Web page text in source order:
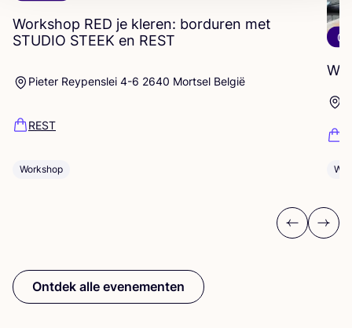
Workshop RED je kleren: borduren met
STUDIO STEEK en REST
Pieter Reypenslei 4-6 2640 Mortsel België
REST
Workshop
06
Previous
Next
Ontdek alle evenementen